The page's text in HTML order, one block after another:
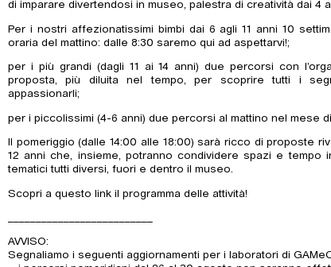
di imparare divertendosi in museo, palestra di creatività dai 4
Per i nostri affezionatissimi bimbi dai 6 agli 11 anni 10
oraria del mattino: dalle 8:30 saremo qui ad aspettarvi!;
per i più grandi (dagli 11 ai 14 anni) due percorsi con
proposta, più diluita nel tempo, per scoprire tutti i
appassionarli;
per i piccolissimi (4-6 anni) due percorsi al mattino nel mese di
Il pomeriggio (dalle 14:00 alle 18:00) sarà ricco di proposte
12 anni che, insieme, potranno condividere spazi e
tematici tutti diversi, fuori e dentro il museo.
Scopri a questo link il programma delle attività!
AVVISO:
Segnaliamo i seguenti aggiornamenti per i laboratori di